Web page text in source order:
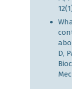
D,